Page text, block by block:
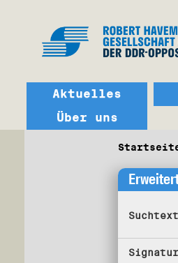
Aktuelles
Über uns
Suchtext
Signatur